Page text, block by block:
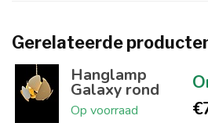
Gerelateerde
Hanglamp
Galaxy rond
Op voorraad